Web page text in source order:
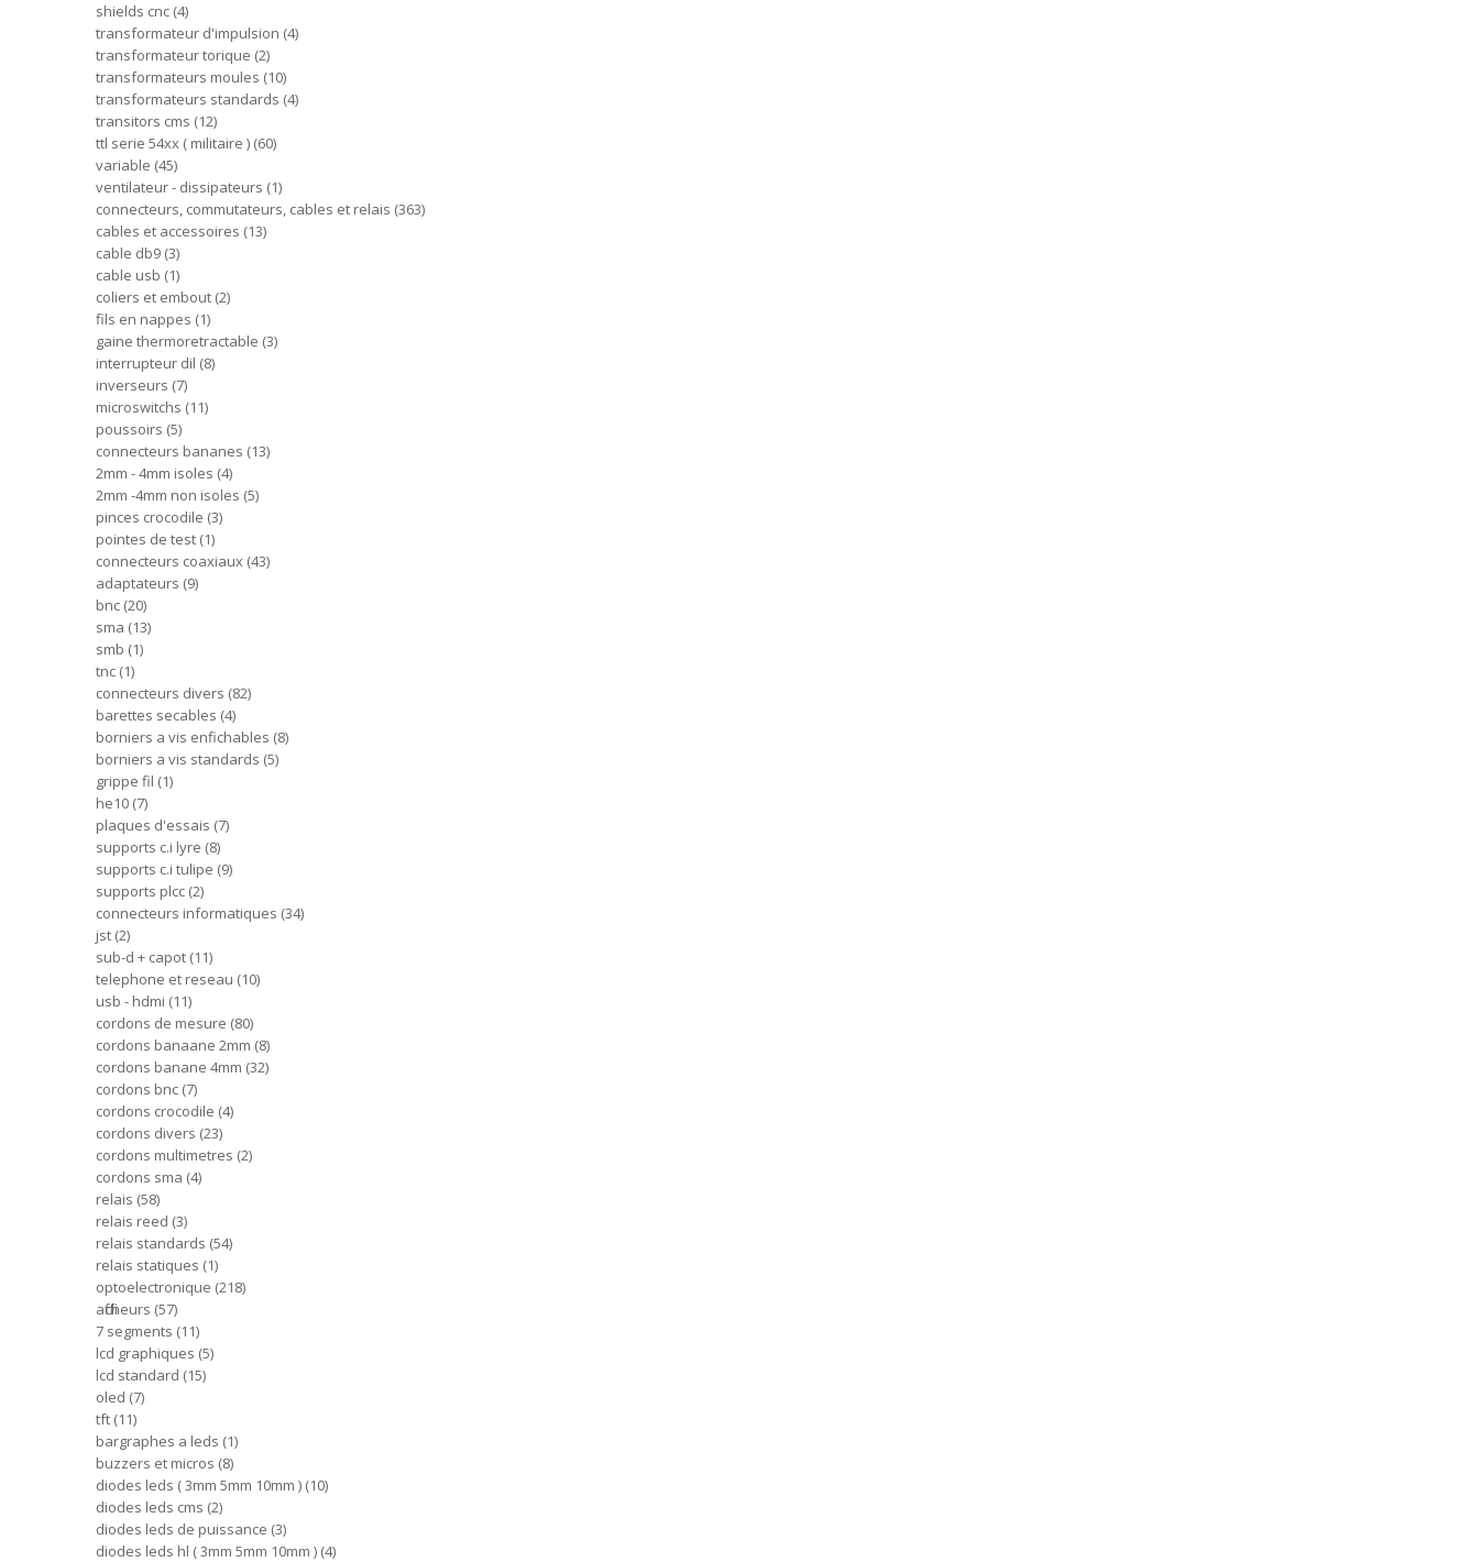
shields cnc 4
transformateur d'impulsion 4
transformateur torique 2
transformateurs moules 10
transformateurs standards 4
transitors cms 12
ttl serie 54xx ( militaire ) 60
variable 45
ventilateur - dissipateurs 1
connecteurs, commutateurs, cables et relais 363
cables et accessoires 13
cable db9 3
cable usb 1
coliers et embout 2
fils en nappes 1
gaine thermoretractable 3
interrupteur dil 8
inverseurs 7
microswitchs 11
poussoirs 5
connecteurs bananes 13
2mm - 4mm isoles 4
2mm -4mm non isoles 5
pinces crocodile 3
pointes de test 1
connecteurs coaxiaux 43
adaptateurs 9
bnc 20
sma 13
smb 1
tnc 1
connecteurs divers 82
barettes secables 4
borniers a vis enfichables 8
borniers a vis standards 5
grippe fil 1
he10 7
plaques d'essais 7
supports c.i lyre 8
supports c.i tulipe 9
supports plcc 2
connecteurs informatiques 34
jst 2
sub-d + capot 11
telephone et reseau 10
usb - hdmi 11
cordons de mesure 80
cordons banaane 2mm 8
cordons banane 4mm 32
cordons bnc 7
cordons crocodile 4
cordons divers 23
cordons multimetres 2
cordons sma 4
relais 58
relais reed 3
relais standards 54
relais statiques 1
optoelectronique 218
afficheurs 57
7 segments 11
lcd graphiques 5
lcd standard 15
oled 7
tft 11
bargraphes a leds 1
buzzers et micros 8
diodes leds ( 3mm 5mm 10mm ) 10
diodes leds cms 2
diodes leds de puissance 3
diodes leds hl ( 3mm 5mm 10mm ) 4